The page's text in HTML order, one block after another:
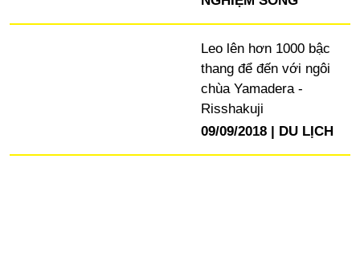
Leo lên hơn 1000 bậc
thang để đến với ngôi
chùa Yamadera -
Risshakuji
09/09/2018
DU LỊCH